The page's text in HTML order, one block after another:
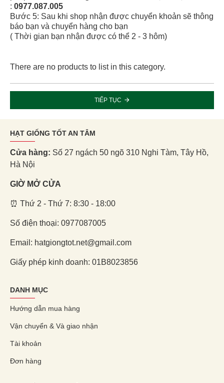
: 0977.087.005
Bước 5: Sau khi shop nhận được chuyển khoản sẽ thông
báo bạn và chuyển hàng cho bạn
( Thời gian bạn nhận được có thể 2 - 3 hôm)
There are no products to list in this category.
TIẾP TỤC
HẠT GIỐNG TỐT AN TÂM
Cửa hàng: Số 27 ngách 50 ngõ 310 Nghi Tàm, Tây Hồ,
Hà Nội
GIỜ MỞ CỬA
⏰ Thứ 2 - Thứ 7: 8:30 - 18:00
Số điện thoại: 0977087005
Email: hatgiongtot.net@gmail.com
Giấy phép kinh doanh: 01B8023856
DANH MỤC
Hướng dẫn mua hàng
Vận chuyển & Và giao nhận
Tài khoản
Đơn hàng